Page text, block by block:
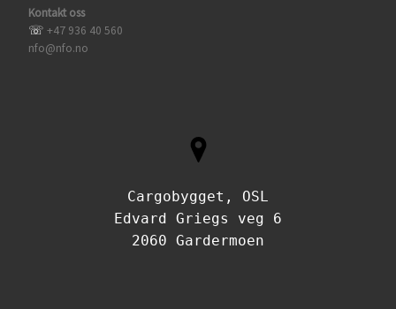
Kontakt oss
☏ +47 936 40 560
nfo@nfo.no
Cargobygget, OSL
Edvard Griegs veg 6
2060 Gardermoen